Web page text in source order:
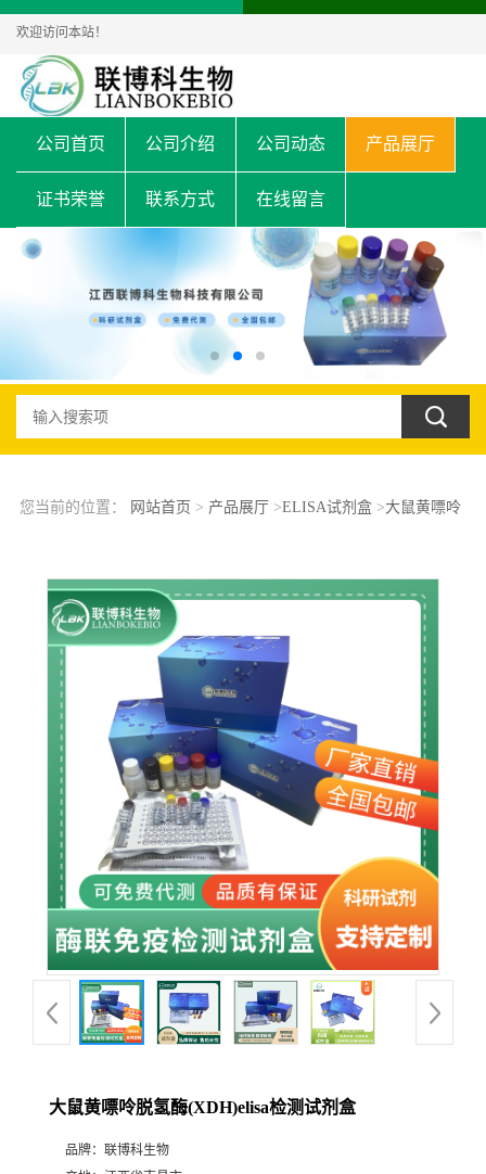
欢迎访问本站！
公司首页 公司介绍 公司动态 产品展厅
证书荣誉 联系方式 在线留言
您当前的位置： 网站首页 > 产品展厅 >ELISA试剂盒>大鼠黄嘌呤
大鼠黄嘌呤脱氢酶(XDH)elisa检测试剂盒
品牌： 联博科生物